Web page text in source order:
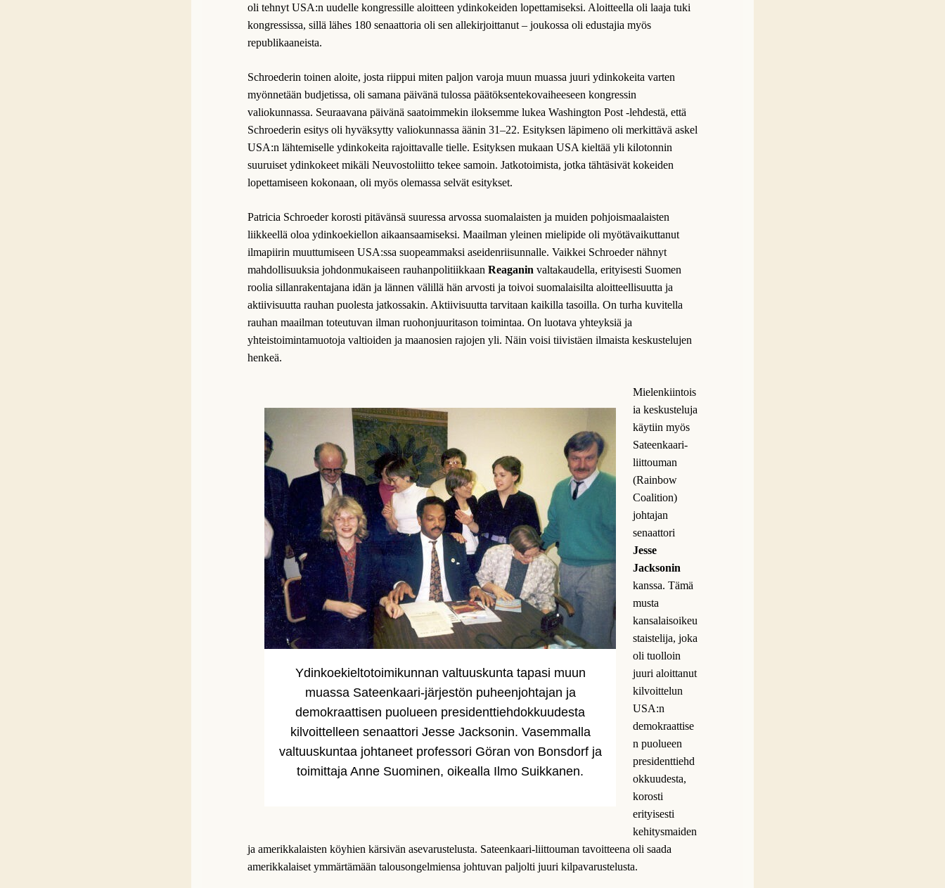
oli tehnyt USA:n uudelle kongressille aloitteen ydinkokeiden lopettamiseksi. Aloitteella oli laaja tuki
kongressissa, sillä lähes 180 senaattoria oli sen allekirjoittanut – joukossa oli edustajia myös
republikaaneista.
Schroederin toinen aloite, josta riippui miten paljon varoja muun muassa juuri ydinkokeita varten
myönnetään budjetissa, oli samana päivänä tulossa päätöksentekovaiheeseen kongressin
valiokunnassa. Seuraavana päivänä saatoimmekin iloksemme lukea Washington Post -lehdestä, että
Schroederin esitys oli hyväksytty valiokunnassa äänin 31–22. Esityksen läpimeno oli merkittävä askel
USA:n lähtemiselle ydinkokeita rajoittavalle tielle. Esityksen mukaan USA kieltää yli kilotonnin
suuruiset ydinkokeet mikäli Neuvostoliitto tekee samoin. Jatkotoimista, jotka tähtäsivät kokeiden
lopettamiseen kokonaan, oli myös olemassa selvät esitykset.
Patricia Schroeder korosti pitävänsä suuressa arvossa suomalaisten ja muiden pohjoismaalaisten
liikkeellä oloa ydinkoekiellon aikaansaamiseksi. Maailman yleinen mielipide oli myötävaikuttanut
ilmapiirin muuttumiseen USA:ssa suopeammaksi aseidenriisunnalle. Vaikkei Schroeder nähnyt
mahdollisuuksia johdonmukaiseen rauhanpolitiikkaan Reaganin valtakaudella, erityisesti Suomen
roolia sillanrakentajana idän ja lännen välillä hän arvosti ja toivoi suomalaisilta aloitteellisuutta ja
aktiivisuutta rauhan puolesta jatkossakin. Aktiivisuutta tarvitaan kaikilla tasoilla. On turha kuvitella
rauhan maailman toteutuvan ilman ruohonjuuritason toimintaa. On luotava yhteyksiä ja
yhteistoimintamuotoja valtioiden ja maanosien rajojen yli. Näin voisi tiivistäen ilmaista keskustelujen
henkeä.
Ydinkoekieltotoimikunnan valtuuskunta tapasi muun
muassa Sateenkaari-järjestön puheenjohtajan ja
demokraattisen puolueen presidenttiehdokkuudesta
kilvoittelleen senaattori Jesse Jacksonin. Vasemmalla
valtuuskuntaa johtaneet professori Göran von Bonsdorf ja
toimittaja Anne Suominen, oikealla Ilmo Suikkanen.
Mielenkiintois
ia keskusteluja
käytiin myös
Sateenkaari-
liittouman
(Rainbow
Coalition)
johtajan
senaattori
Jesse
Jacksonin
kanssa. Tämä
musta
kansalaisoikeu
staistelija, joka
oli tuolloin
juuri aloittanut
kilvoittelun
USA:n
demokraattise
n puolueen
presidenttiehd
okkuudesta,
korosti
erityisesti
kehitysmaiden
ja amerikkalaisten köyhien kärsivän asevarustelusta. Sateenkaari-liittouman tavoitteena oli saada
amerikkalaiset ymmärtämään talousongelmiensa johtuvan paljolti juuri kilpavarustelusta.